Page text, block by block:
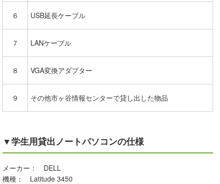
６ USB延長ケーブル
７ LANケーブル
８ VGA変換アダプター
９ その他市ヶ谷情報センターで貸し出した物品
▼学生用貸出ノートパソコンの仕様
メーカー： DELL
機種： Latitude 3450